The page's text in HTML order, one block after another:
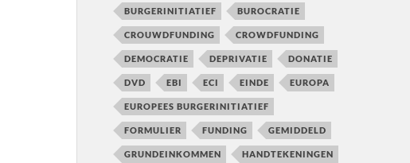
BURGERINITIATIEF BUROCRATIE
CROUWDFUNDING CROWDFUNDING
DEMOCRATIE DEPRIVATIE DONATIE
DVD EBI ECI EINDE EUROPA
EUROPEES BURGERINITIATIEF
FORMULIER FUNDING GEMIDDELD
GRUNDEINKOMMEN HANDTEKENINGEN